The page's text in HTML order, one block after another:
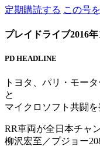
定期購読する この号を
プレイドライブ2016
PD HEADLINE
トヨタ、パリ・モー
と
マイクロソフト共闘を
RR車両が全日本チャ
柳沢宏至／プジョー